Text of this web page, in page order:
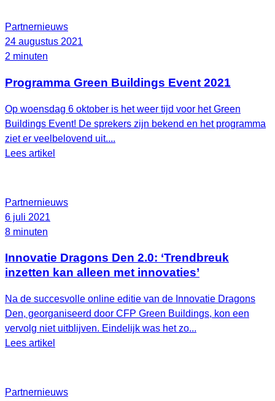
Partnernieuws
24 augustus 2021
2 minuten
Programma Green Buildings Event 2021
Op woensdag 6 oktober is het weer tijd voor het Green
Buildings Event! De sprekers zijn bekend en het programma
ziet er veelbelovend uit....
Lees artikel
Partnernieuws
6 juli 2021
8 minuten
Innovatie Dragons Den 2.0: ‘Trendbreuk
inzetten kan alleen met innovaties’
Na de succesvolle online editie van de Innovatie Dragons
Den, georganiseerd door CFP Green Buildings, kon een
vervolg niet uitblijven. Eindelijk was het zo...
Lees artikel
Partnernieuws